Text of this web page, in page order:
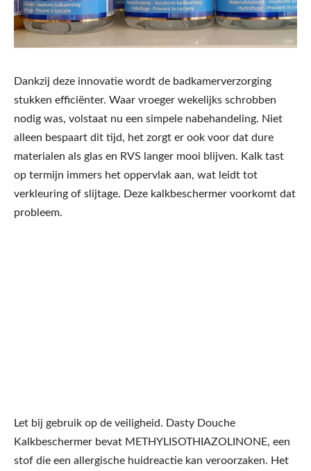
Dankzij deze innovatie wordt de badkamerverzorging
stukken efficiënter. Waar vroeger wekelijks schrobben
nodig was, volstaat nu een simpele nabehandeling. Niet
alleen bespaart dit tijd, het zorgt er ook voor dat dure
materialen als glas en RVS langer mooi blijven. Kalk tast
op termijn immers het oppervlak aan, wat leidt tot
verkleuring of slijtage. Deze kalkbeschermer voorkomt dat
probleem.
Let bij gebruik op de veiligheid. Dasty Douche
Kalkbeschermer bevat METHYLISOTHIAZOLINONE, een
stof die een allergische huidreactie kan veroorzaken. Het